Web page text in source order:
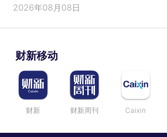
2026年08月08日
财新移动
财新 财新周刊 Caixin